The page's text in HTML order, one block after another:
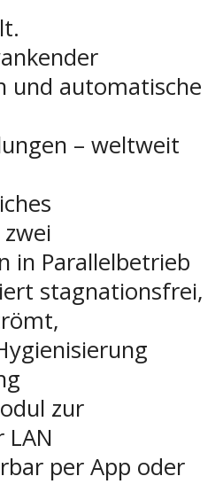
und automatische
– weltweit
in Parallelbetrieb
stagnationsfrei,
zur
LAN
per App oder